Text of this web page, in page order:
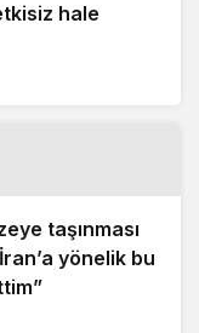
hale
taşınması
yönelik bu